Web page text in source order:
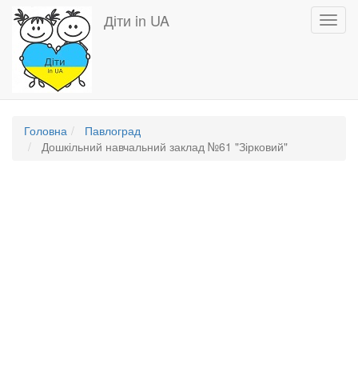
Перейти
основного
вмісту
Діти in UA
Головна
Павлоград
Дошкільний навчальний заклад №61 "Зірковий"